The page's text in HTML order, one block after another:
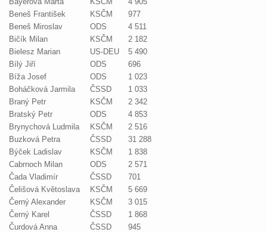
Beneš František
KSČM
977
Beneš Miroslav
ODS
4 511
Bičík Milan
KSČM
2 182
Bielesz Marian
US-DEU
5 490
Bílý Jiří
ODS
696
Bíža Josef
ODS
1 023
Boháčková Jarmila
ČSSD
1 033
Braný Petr
KSČM
2 342
Bratský Petr
ODS
4 853
Brynychová Ludmila
KSČM
2 516
Buzková Petra
ČSSD
31 288
Býček Ladislav
KSČM
1 838
Cabrnoch Milan
ODS
2 571
Čada Vladimír
ČSSD
701
Čelišová Květoslava
KSČM
5 669
Černý Alexander
KSČM
3 015
Černý Karel
ČSSD
1 868
Čurdová Anna
ČSSD
945